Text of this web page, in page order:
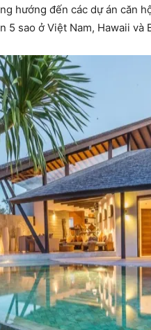
hướng đến các dự án căn
5 sao ở Việt Nam, Hawaii và